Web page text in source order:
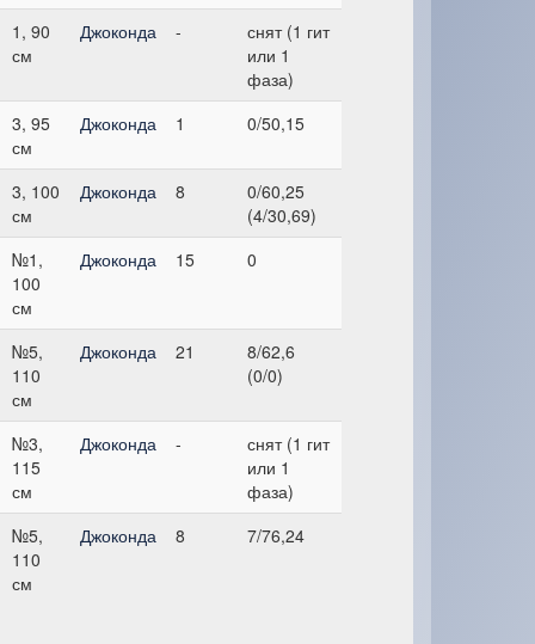
1, 90
см
Джоконда -
снят (1 гит
или 1
фаза)
3, 95
см
Джоконда 1 0/50,15
3, 100
см
Джоконда 8
0/60,25
(4/30,69)
№1,
100
см
Джоконда 15 0
№5,
110
см
Джоконда 21
8/62,6
(0/0)
№3,
115
см
Джоконда -
снят (1 гит
или 1
фаза)
№5,
110
см
Джоконда 8 7/76,24